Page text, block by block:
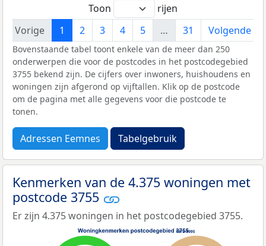
Toon
rijen
Vorige
1 2 3 4 5 … 31 Volgende
Bovenstaande tabel toont enkele van de meer dan 250
onderwerpen die voor de postcodes in het postcodegebied
3755 bekend zijn. De cijfers over inwoners, huishoudens en
woningen zijn afgerond op vijftallen. Klik op de postcode
om de pagina met alle gegevens voor die postcode te
tonen.
Adressen Eemnes Tabelgebruik
Kenmerken van de 4.375 woningen met
postcode 3755
Er zijn 4.375 woningen in het postcodegebied 3755.